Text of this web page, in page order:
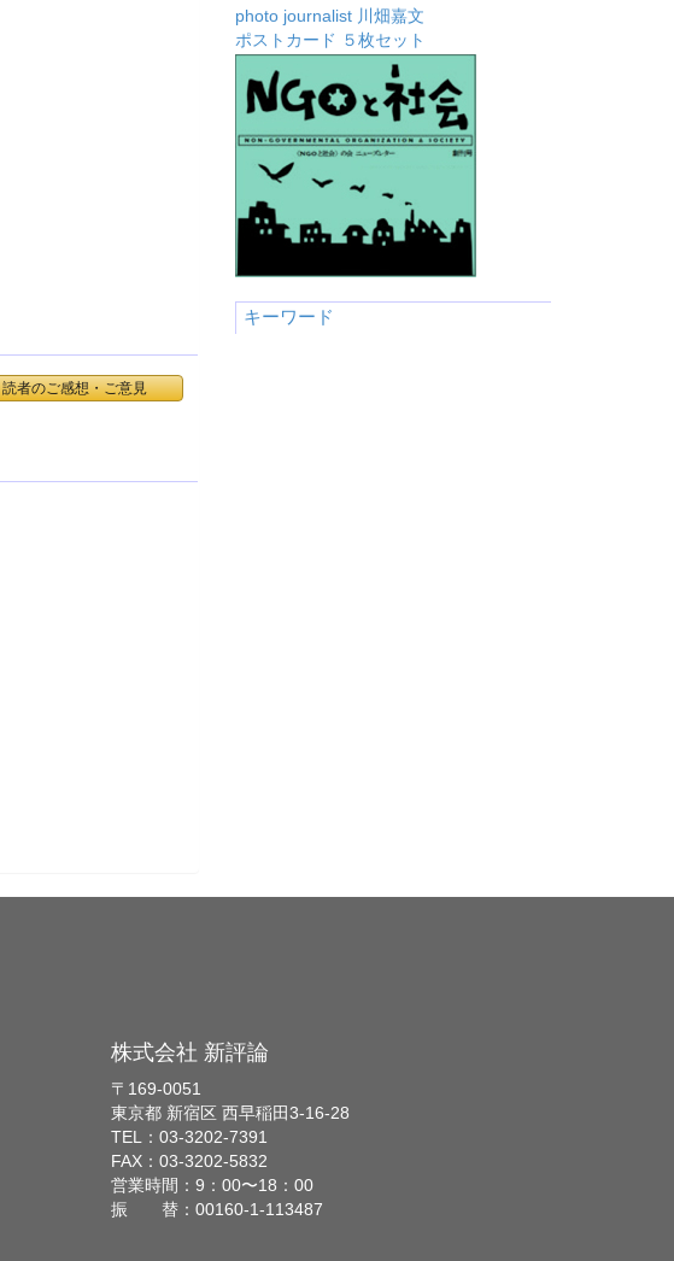
読者のご感想・ご意見
photo journalist 川畑嘉文
ポストカード ５枚セット
キーワード
株式会社 新評論
〒169-0051
東京都 新宿区 西早稲田3-16-28
TEL：03-3202-7391
FAX：03-3202-5832
営業時間：9：00〜18：00
振 替：00160-1-113487